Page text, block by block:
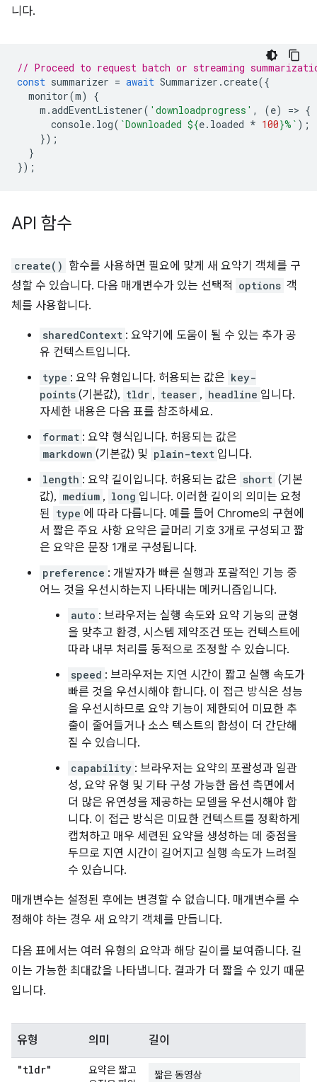
니다.
// Proceed to request batch or streaming
const summarizer = await Summarizer .create({
monitor(m)
{
m .addEventListener( 'downloadprogress' , (e) => {
console. log( `Downloaded ${e. loaded * 100}%` );
});
}
});
API 함수
create() 함수를 사용하면 필요에 맞게 새 요약기 객체를 구
성할 수 있습니다. 다음 매개변수가 있는 선택적 options 객
체를 사용합니다.
sharedContext : 요약기에 도움이 될 수 있는 추가 공
유 컨텍스트입니다.
type : 요약 유형입니다. 허용되는 값은 key-
points (기본값), tldr , teaser , headline 입니다.
자세한 내용은 다음 표를 참조하세요.
format : 요약 형식입니다. 허용되는 값은
markdown (기본값) 및 plain-text 입니다.
length : 요약 길이입니다. 허용되는 값은 short (기본
값), medium , long 입니다. 이러한 길이의 의미는 요청
된 type 에 따라 다릅니다. 예를 들어 Chrome의 구현에
서 짧은 주요 사항 요약은 글머리 기호 3개로 구성되고 짧
은 요약은 문장 1개로 구성됩니다.
preference : 개발자가 빠른 실행과 포괄적인 기능 중
어느 것을 우선시하는지 나타내는 메커니즘입니다.
auto : 브라우저는 실행 속도와 요약 기능의 균형
을 맞추고 환경, 시스템 제약조건 또는 컨텍스트에
따라 내부 처리를 동적으로 조정할 수 있습니다.
speed : 브라우저는 지연 시간이 짧고 실행 속도가
빠른 것을 우선시해야 합니다. 이 접근 방식은 성능
을 우선시하므로 요약 기능이 제한되어 미묘한 추
출이 줄어들거나 소스 텍스트의 합성이 더 간단해
질 수 있습니다.
capability : 브라우저는 요약의 포괄성과 일관
성, 요약 유형 및 기타 구성 가능한 옵션 측면에서
더 많은 유연성을 제공하는 모델을 우선시해야 합
니다. 이 접근 방식은 미묘한 컨텍스트를 정확하게
캡처하고 매우 세련된 요약을 생성하는 데 중점을
두므로 지연 시간이 길어지고 실행 속도가 느려질
수 있습니다.
매개변수는 설정된 후에는 변경할 수 없습니다. 매개변수를 수
정해야 하는 경우 새 요약기 객체를 만듭니다.
다음 표에서는 여러 유형의 요약과 해당 길이를 보여줍니다. 길
이는 가능한 최대값을 나타냅니다. 결과가 더 짧을 수 있기 때문
입니다.
유형 의미 길이
"tldr"
요약은 짧고
짧은 동영상